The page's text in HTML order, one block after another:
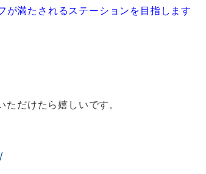
満たされるステーションを目指します
だけたら嬉しいです。